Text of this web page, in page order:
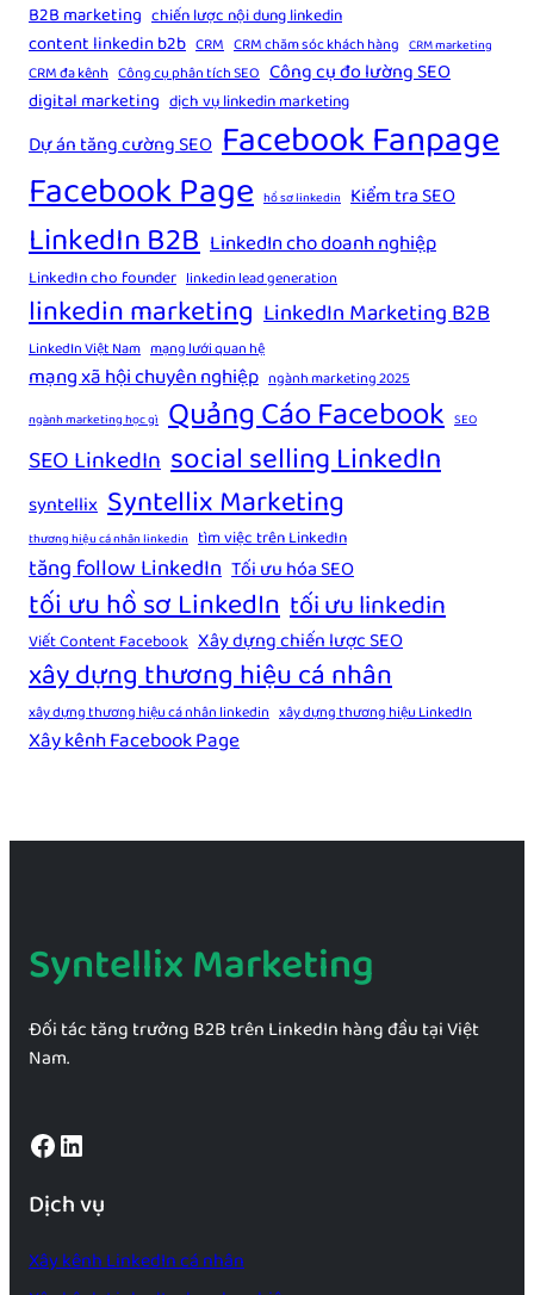
B2B marketing chiến lược nội dung linkedin
content linkedin b2b CRM CRM chăm sóc khách hàng CRM marketing
CRM đa kênh Công cụ phân tích SEO Công cụ đo lường SEO
digital marketing dịch vụ linkedin marketing
Dự án tăng cường SEO Facebook Fanpage
Facebook Page hồ sơ linkedin Kiểm tra SEO
LinkedIn B2B LinkedIn cho doanh nghiệp
LinkedIn cho founder linkedin lead generation
linkedin marketing LinkedIn Marketing B2B
LinkedIn Việt Nam mạng lưới quan hệ
mạng xã hội chuyên nghiệp ngành marketing 2025
ngành marketing học gì Quảng Cáo Facebook SEO
SEO LinkedIn social selling LinkedIn
syntellix Syntellix Marketing
thương hiệu cá nhân linkedin tìm việc trên LinkedIn
tăng follow LinkedIn Tối ưu hóa SEO
tối ưu hồ sơ LinkedIn tối ưu linkedin
Viết Content Facebook Xây dựng chiến lược SEO
xây dựng thương hiệu cá nhân
xây dựng thương hiệu cá nhân linkedin xây dựng thương hiệu LinkedIn
Xây kênh Facebook Page
Syntellix Marketing
Đối tác tăng trưởng B2B trên LinkedIn hàng đầu tại Việt
Nam.
Facebook LinkedIn
Dịch vụ
Xây kênh LinkedIn cá nhân